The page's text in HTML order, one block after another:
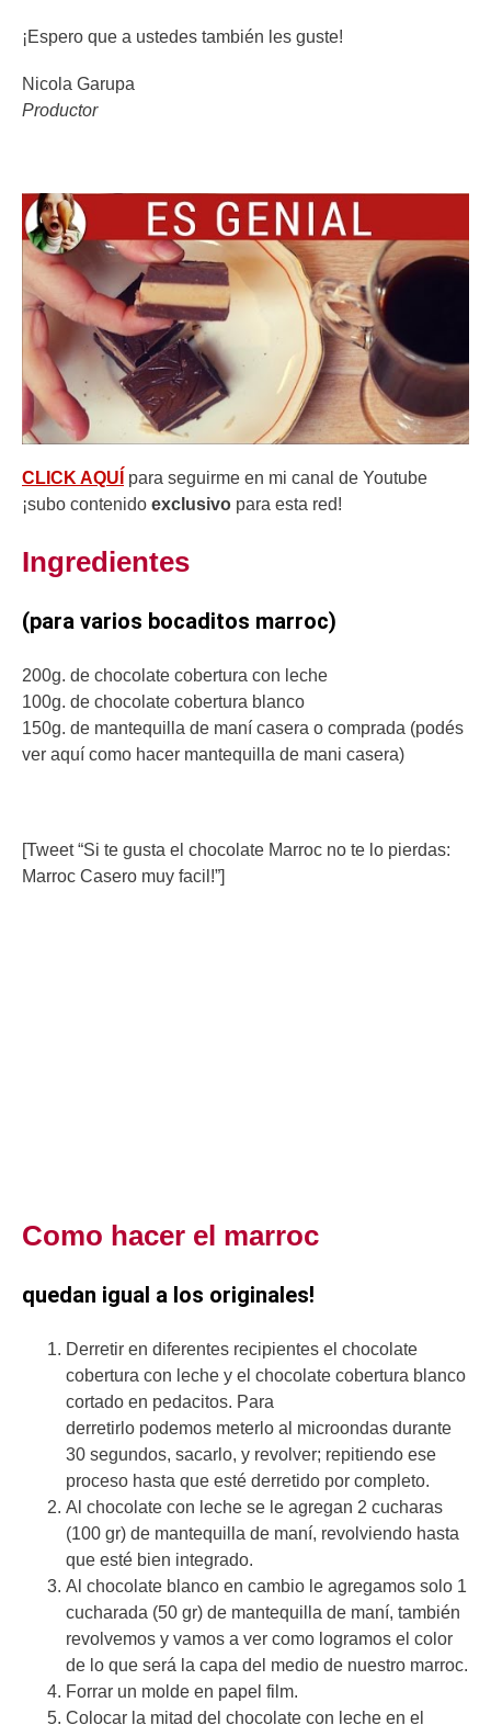
¡Espero que a ustedes también les guste!
Nicola Garupa
Productor
CLICK AQUÍ para seguirme en mi canal de Youtube
¡subo contenido exclusivo para esta red!
Ingredientes
(para varios bocaditos marroc)
200g. de chocolate cobertura con leche
100g. de chocolate cobertura blanco
150g. de mantequilla de maní casera o comprada (podés
ver aquí como hacer mantequilla de mani casera)
[Tweet “Si te gusta el chocolate Marroc no te lo pierdas:
Marroc Casero muy facil!”]
Como hacer el marroc
quedan igual a los originales!
Derretir en diferentes recipientes el chocolate
cobertura con leche y el chocolate cobertura blanco
cortado en pedacitos. Para
derretirlo podemos meterlo al microondas durante
30 segundos, sacarlo, y revolver; repitiendo ese
proceso hasta que esté derretido por completo.
Al chocolate con leche se le agregan 2 cucharas
(100 gr) de mantequilla de maní, revolviendo hasta
que esté bien integrado.
Al chocolate blanco en cambio le agregamos solo 1
cucharada (50 gr) de mantequilla de maní, también
revolvemos y vamos a ver como logramos el color
de lo que será la capa del medio de nuestro marroc.
Forrar un molde en papel film.
Colocar la mitad del chocolate con leche en el